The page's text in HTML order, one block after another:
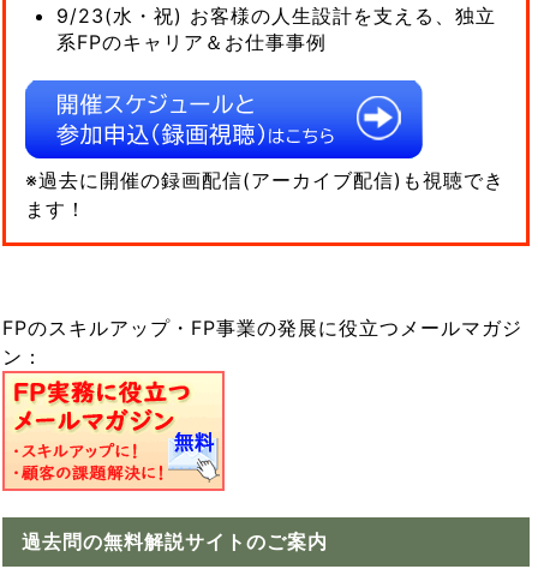
9/23(水・祝) お客様の人生設計を支える、独立
系FPのキャリア＆お仕事事例
※過去に開催の録画配信(アーカイブ配信)も視聴でき
ます！
FPのスキルアップ・FP事業の発展に役立つメールマガジ
ン：
過去問の無料解説サイトのご案内